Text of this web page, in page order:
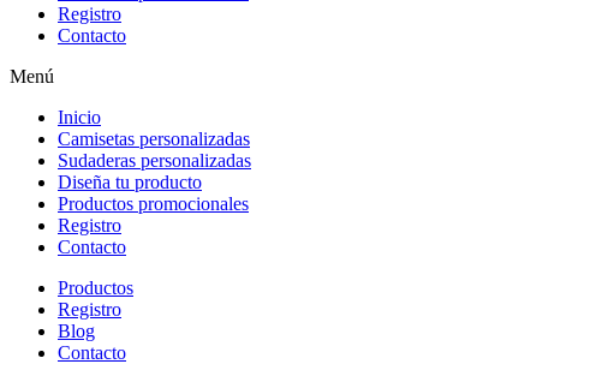
Registro
Contacto
Menú
Inicio
Camisetas personalizadas
Sudaderas personalizadas
Diseña tu producto
Productos promocionales
Registro
Contacto
Productos
Registro
Blog
Contacto